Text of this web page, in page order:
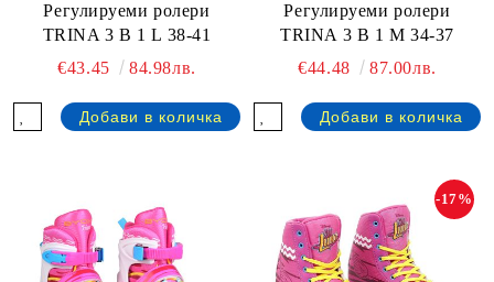
Регулируеми ролери
TRINA 3 В 1 L 38-41
€43.45
84.98лв.
Регулируеми ролери
TRINA 3 В 1 M 34-37
€44.48
87.00лв.
-17%